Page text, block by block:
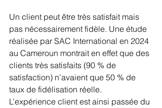
Un client peut être très satisfait mais
pas nécessairement fidèle. Une étude
réalisée par SAC International en 2024
au Cameroun montrait en effet que des
clients très satisfaits (90 % de
satisfaction) n’avaient que 50 % de
taux de fidélisation réelle.
L’expérience client est ainsi passée du